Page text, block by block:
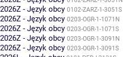
2026Z - Język obcy 0102-ZARZ-1-3051S
2026Z - Język obcy 0203-OGR-1-1071N
2026Z - Język obcy 0203-OGR-1-1071S
2026Z - Język obcy 0203-OGR-1-3091N
2026Z - Język obcy 0203-OGR-1-3091S